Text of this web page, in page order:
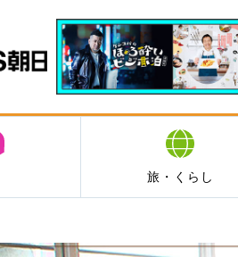
BS朝日
旅・くらし